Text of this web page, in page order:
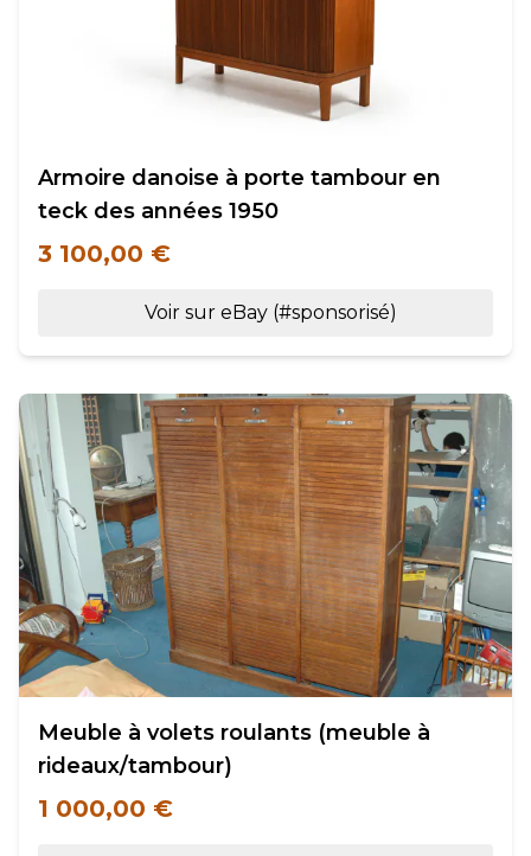
Armoire danoise à porte tambour en
teck des années 1950
3 100,00 €
Voir sur eBay (#sponsorisé)
Meuble à volets roulants (meuble à
rideaux/tambour)
1 000,00 €